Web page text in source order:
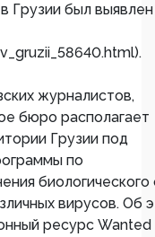
Грузии был
журналистов,
бюро располагает
Грузии под
по
вирусов. Об
ресурс Wanted